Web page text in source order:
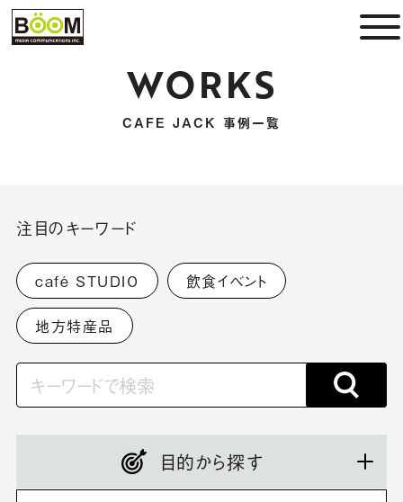
WORKS
CAFE JACK 事例一覧
注目のキーワード
café STUDIO 飲食イベント
地方特産品
目的から探す